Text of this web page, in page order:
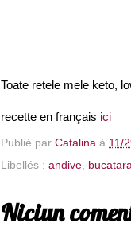
Toate retele mele keto,
recette en français ici
Publié par Catalina à 11/
Libellés : andive
Niciun